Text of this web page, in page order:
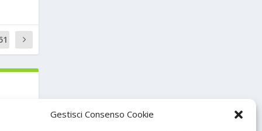
Gestisci Consenso Cookie